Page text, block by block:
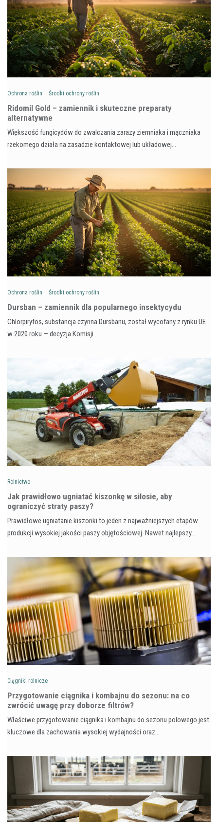
Ochrona roślin Środki ochrony roślin
Ridomil Gold – zamiennik i skuteczne preparaty
alternatywne
Większość fungicydów do zwalczania zarazy ziemniaka i mączniaka
rzekomego działa na zasadzie kontaktowej lub układowej…
Ochrona roślin Środki ochrony roślin
Dursban – zamiennik dla popularnego insektycydu
Chlorpiryfos, substancja czynna Dursbanu, został wycofany z rynku UE
w 2020 roku — decyzja Komisji…
Rolnictwo
Jak prawidłowo ugniatać kiszonkę w silosie, aby
ograniczyć straty paszy?
Prawidłowe ugniatanie kiszonki to jeden z najważniejszych etapów
produkcji wysokiej jakości paszy objętościowej. Nawet najlepszy…
Ciągniki rolnicze
Przygotowanie ciągnika i kombajnu do sezonu: na co
zwrócić uwagę przy doborze filtrów?
Właściwe przygotowanie ciągnika i kombajnu do sezonu polowego jest
kluczowe dla zachowania wysokiej wydajności oraz…